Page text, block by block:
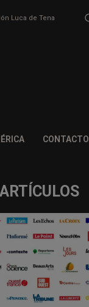
Luca de Tena
CONTACTO